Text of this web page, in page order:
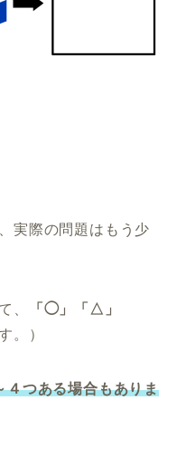
実際の問題はもう少
、
「◯」「△」
。）
４つある場合もありま